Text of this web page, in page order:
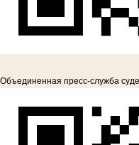
Объединенная пресс-служба